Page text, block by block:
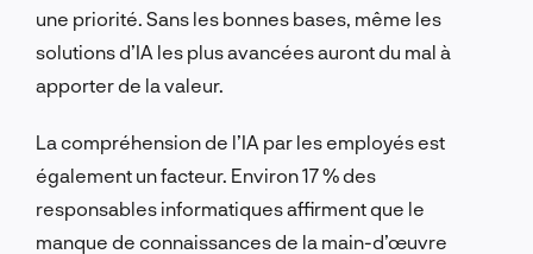
une priorité. Sans les bonnes bases, même les
solutions d’IA les plus avancées auront du mal à
apporter de la valeur.
La compréhension de l’IA par les employés est
également un facteur. Environ 17 % des
responsables informatiques affirment que le
manque de connaissances de la main-d’œuvre